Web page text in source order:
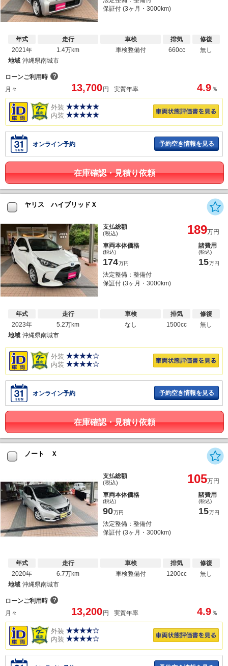
保証付 (3ヶ月・3000km)
年式
2021年
走行
1.4万km
車検
車検整備付
排気
660cc
修復
無し
地域 沖縄県南城市
ローンご利用時 ？
月々
13,700円 実質年率 4.9 ％
外装
内装
オンライン予約 予約空き情報を見る
在庫確認・見積り依頼
ヤリス ハイブリッドＸ
支払総額
(税込) 189万円
車両本体価格
(税込)
174万円
諸費用
(税込)
15万円
法定整備：整備付
保証付 (3ヶ月・3000km)
年式
2023年
走行
5.2万km
車検
なし
排気
1500cc
修復
無し
地域 沖縄県南城市
外装
内装
オンライン予約 予約空き情報を見る
在庫確認・見積り依頼
ノート Ｘ
支払総額
(税込) 105万円
車両本体価格
(税込)
90万円
諸費用
(税込)
15万円
法定整備：整備付
保証付 (3ヶ月・3000km)
年式
2020年
走行
6.7万km
車検
車検整備付
排気
1200cc
修復
無し
地域 沖縄県南城市
ローンご利用時 ？
月々
13,200 円 実質年率 4.9 ％
外装
内装